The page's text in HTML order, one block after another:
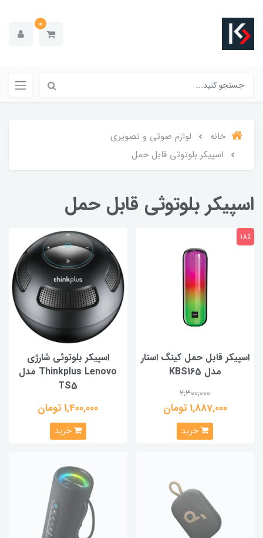
0
خانه
لوازم صوتی و تصویری
اسپیکر بلوتوثی قابل حمل
اسپیکر بلوتوثی قابل حمل
اسپیکر قابل حمل کینگ استار
مدل KBS165
2,300,000
1,887,000 تومان
18٪
خرید
اسپیکر بلوتوثی شارژی
Thinkplus Lenovo مدل
TS5
1,400,000 تومان
خرید